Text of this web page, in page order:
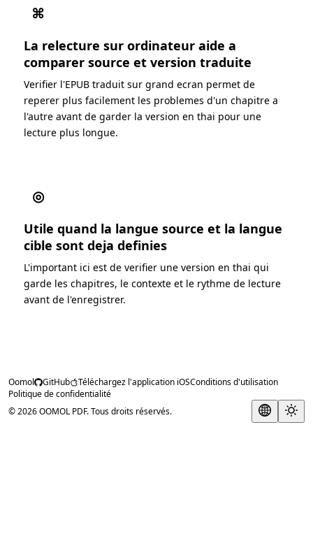
⌘
La relecture sur ordinateur aide a
comparer source et version traduite
Verifier l'EPUB traduit sur grand ecran permet de
reperer plus facilement les problemes d'un chapitre a
l'autre avant de garder la version en thai pour une
lecture plus longue.
◎
Utile quand la langue source et la langue
cible sont deja definies
L'important ici est de verifier une version en thai qui
garde les chapitres, le contexte et le rythme de lecture
avant de l'enregistrer.
Oomol GitHub Téléchargez l'application iOSConditions d'utilisation
Politique de confidentialité
© 2026 OOMOL PDF. Tous droits réservés.